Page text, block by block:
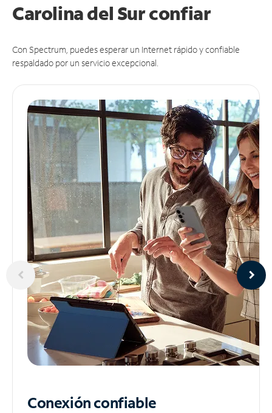
Carolina del Surconfiar
Con Spectrum, puedes esperar un Internet rápido y confiable
respaldado por un servicio excepcional.
Conexión confiable